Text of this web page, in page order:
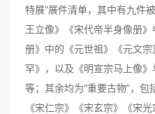
特展”展件清单，其中有九件
王立像》《宋代帝半身像册
册》中的《元世祖》《元文
罕》，以及《明宣宗马上像
等；其余均为“重要古物”，包
《宋仁宗》《宋玄宗》《宋